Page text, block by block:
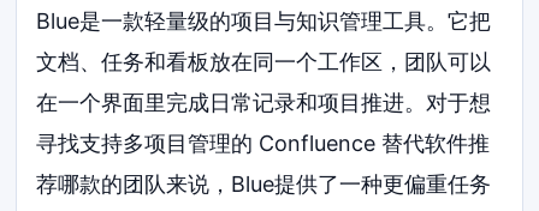
Blue是一款轻量级的项目与知识管理工具。它把
文档、任务和看板放在同一个工作区，团队可以
在一个界面里完成日常记录和项目推进。对于想
寻找支持多项目管理的 Confluence 替代软件推
荐哪款的团队来说，Blue提供了一种更偏重任务